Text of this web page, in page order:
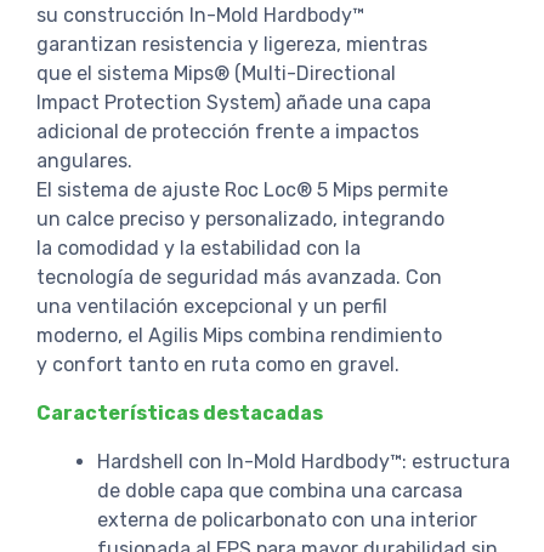
su construcción In-Mold Hardbody™
garantizan resistencia y ligereza, mientras
que el sistema Mips® (Multi-Directional
Impact Protection System) añade una capa
adicional de protección frente a impactos
angulares.
El sistema de ajuste Roc Loc® 5 Mips permite
un calce preciso y personalizado, integrando
la comodidad y la estabilidad con la
tecnología de seguridad más avanzada. Con
una ventilación excepcional y un perfil
moderno, el Agilis Mips combina rendimiento
y confort tanto en ruta como en gravel.
Características destacadas
Hardshell con In-Mold Hardbody™: estructura
de doble capa que combina una carcasa
externa de policarbonato con una interior